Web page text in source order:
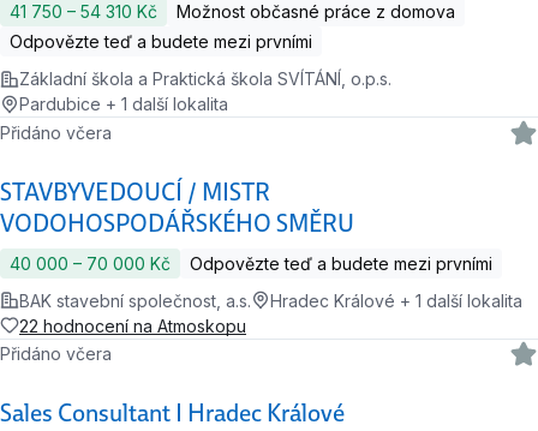
41 750 ‍–‍ 54 310 Kč
Možnost občasné práce z domova
Odpovězte teď a budete mezi prvními
Základní škola a Praktická škola SVÍTÁNÍ, o.p.s.
Pardubice + 1 další lokalita
STAVBYVEDOUCÍ / MISTR
VODOHOSPODÁŘSKÉHO SMĚRU
Přidáno včera
40 000 ‍–‍ 70 000 Kč
Odpovězte teď a budete mezi prvními
BAK stavební společnost, a.s.
Hradec Králové + 1 další lokalita
22 hodnocení na Atmoskopu
Sales Consultant I Hradec Králové
Přidáno včera